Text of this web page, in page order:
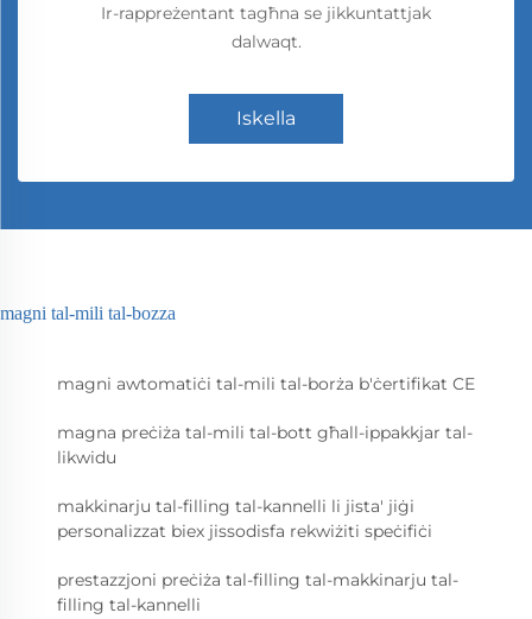
Ir-rappreżentant tagħna se jikkuntattjak
dalwaqt.
Iskella
magni tal-mili tal-bozza
magni awtomatiċi tal-mili tal-borża b'ċertifikat CE
magna preċiża tal-mili tal-bott għall-ippakkjar tal-
likwidu
makkinarju tal-filling tal-kannelli li jista' jiġi
personalizzat biex jissodisfa rekwiżiti speċifiċi
prestazzjoni preċiża tal-filling tal-makkinarju tal-
filling tal-kannelli